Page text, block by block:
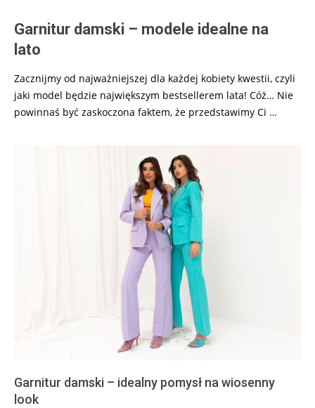
Garnitur damski – modele idealne na
lato
Zacznijmy od najważniejszej dla każdej kobiety kwestii, czyli
jaki model będzie największym bestsellerem lata! Cóż… Nie
powinnaś być zaskoczona faktem, że przedstawimy Ci …
Garnitur damski – idealny pomysł na wiosenny
look